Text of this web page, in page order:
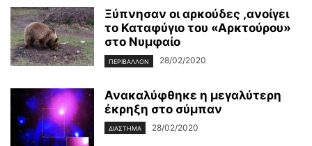
Ξύπνησαν οι αρκούδες ,ανοίγει
το Καταφύγιο του «Αρκτούρου»
στο Νυμφαίο
ΠΕΡΙΒΆΛΛΟΝ 28/02/2020
Ανακαλύφθηκε η μεγαλύτερη
έκρηξη στο σύμπαν
ΔΙΆΣΤΗΜΑ 28/02/2020